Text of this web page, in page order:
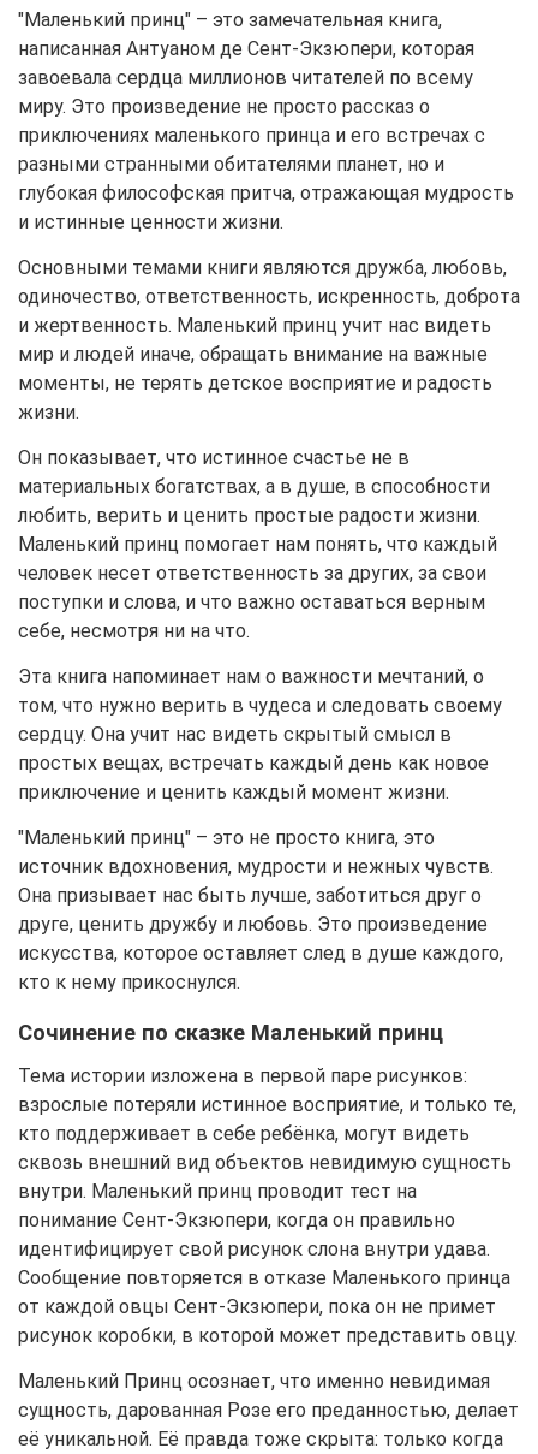
"Маленький принц" – это замечательная книга,
написанная Антуаном де Сент-Экзюпери, которая
завоевала сердца миллионов читателей по всему
миру. Это произведение не просто рассказ о
приключениях маленького принца и его встречах с
разными странными обитателями планет, но и
глубокая философская притча, отражающая мудрость
и истинные ценности жизни.
Основными темами книги являются дружба, любовь,
одиночество, ответственность, искренность, доброта
и жертвенность. Маленький принц учит нас видеть
мир и людей иначе, обращать внимание на важные
моменты, не терять детское восприятие и радость
жизни.
Он показывает, что истинное счастье не в
материальных богатствах, а в душе, в способности
любить, верить и ценить простые радости жизни.
Маленький принц помогает нам понять, что каждый
человек несет ответственность за других, за свои
поступки и слова, и что важно оставаться верным
себе, несмотря ни на что.
Эта книга напоминает нам о важности мечтаний, о
том, что нужно верить в чудеса и следовать своему
сердцу. Она учит нас видеть скрытый смысл в
простых вещах, встречать каждый день как новое
приключение и ценить каждый момент жизни.
"Маленький принц" – это не просто книга, это
источник вдохновения, мудрости и нежных чувств.
Она призывает нас быть лучше, заботиться друг о
друге, ценить дружбу и любовь. Это произведение
искусства, которое оставляет след в душе каждого,
кто к нему прикоснулся.
Сочинение по сказке Маленький принц
Тема истории изложена в первой паре рисунков:
взрослые потеряли истинное восприятие, и только те,
кто поддерживает в себе ребёнка, могут видеть
сквозь внешний вид объектов невидимую сущность
внутри. Маленький принц проводит тест на
понимание Сент-Экзюпери, когда он правильно
идентифицирует свой рисунок слона внутри удава.
Сообщение повторяется в отказе Маленького принца
от каждой овцы Сент-Экзюпери, пока он не примет
рисунок коробки, в которой может представить овцу.
Маленький Принц осознает, что именно невидимая
сущность, дарованная Розе его преданностью, делает
её уникальной. Её правда тоже скрыта: только когда